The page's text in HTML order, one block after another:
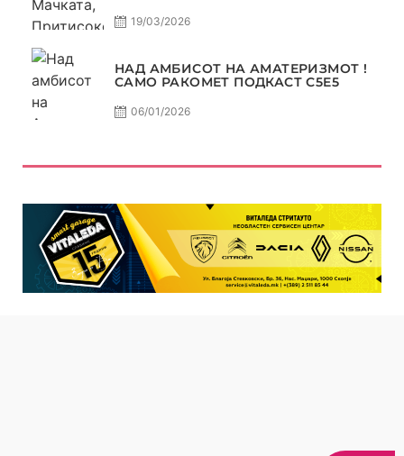
19/03/2026
НАД АМБИСОТ НА АМАТЕРИЗМОТ !
САМО РАКОМЕТ ПОДКАСТ С5E5
06/01/2026